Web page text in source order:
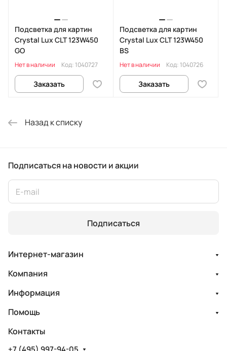
Подсветка для картин
Crystal Lux CLT 123W450
GO
Нет в наличии Код: 1040727
Заказать
Подсветка для картин
Crystal Lux CLT 123W450
BS
Нет в наличии Код: 1040726
Заказать
Назад к списку
Подписаться на новости и акции
Подписаться
Интернет-магазин
Компания
Информация
Помощь
Контакты